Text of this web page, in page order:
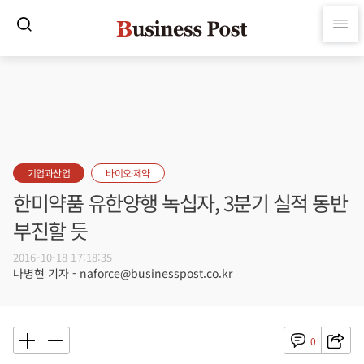
기업과산업 바이오·제약
한미약품 유한양행 녹십자, 3분기 실적 동반
부진할 듯
2016-10-18 17:18:35
나병현 기자 - naforce@businesspost.co.kr
0